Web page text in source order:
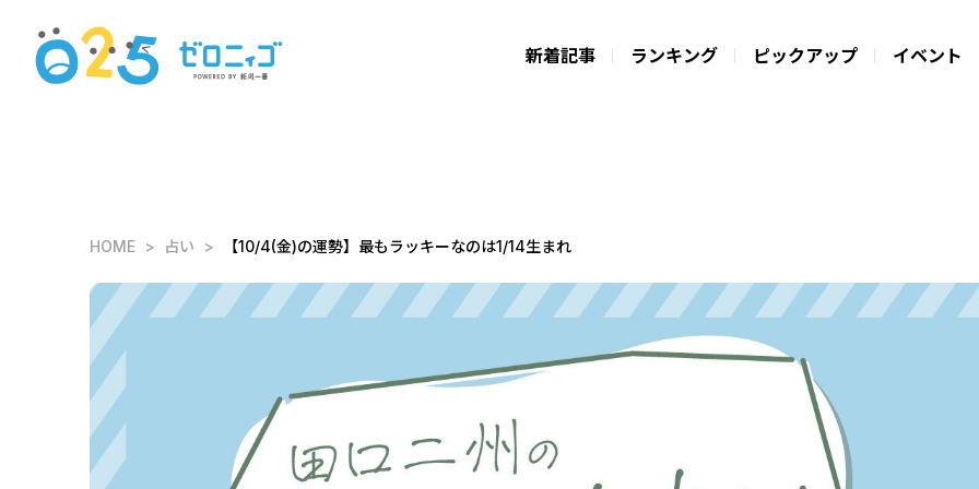
新着記事 ランキング ピックアップ イベント
HOME 占い 【10/4(金)の運勢】最もラッキーなのは1/14生まれ